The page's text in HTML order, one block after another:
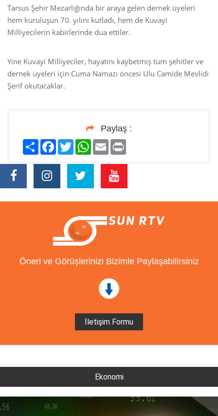
Tarsus Şehir Mezarlığında bir araya gelen dernek üyeleri
hem kuruluşun 70. yılını kutladı, hem de Kuvayi
Milliyecilerin kabirlerinde dua ettiler.
Yine Kuvayi Milliyeciler, hayatını kaybetmiş tüm şehitler ve
dernek üyeleri için Cuma Namazı öncesi Ulu Camide Mevlidi
Şerif okutacaklar.
Paylaş :
PaylaşFacebook
TwitterWhatsApp
Email
Öneri ve Görüşlerinizi Bizimle Paylaşabilirsiniz
İletişim Formu
Ekonomi